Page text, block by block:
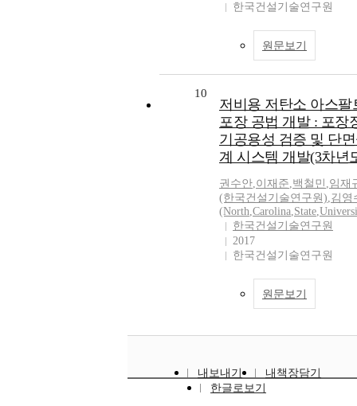
한국건설기술연구원
원문보기
10
저비용 저탄소 아스팔
포장 공법 개발 : 포장
기공용성 검증 및 단
계 시스템 개발(3차년
권수안,이재준,백철민 ,임재
(한국건설기술연구원),김영
(North,Carolina,State,
한국건설기술연구원
2017
한국건설기술연구원
원문보기
내보내기
내책장담기
한글로보기